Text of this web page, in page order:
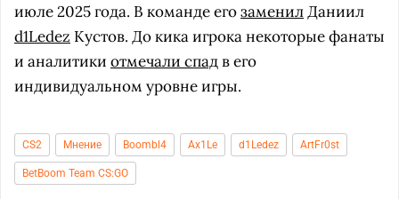
июле 2025 года. В команде егозаменилДаниил
d1Ledez Кустов. До кика игрока некоторые фанаты
и аналитики отмечали спадв его
индивидуальном уровне игры.
CS2 Мнение Boombl4 Ax1Le d1Ledez ArtFr0st
BetBoom Team CS:GO